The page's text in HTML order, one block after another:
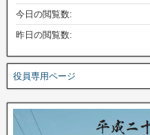
今日の閲覧数:
昨日の閲覧数:
役員専用ページ